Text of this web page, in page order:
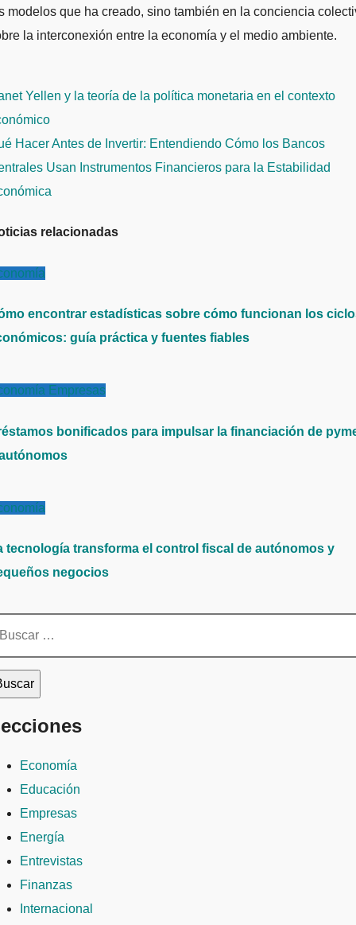
modelos que ha creado, sino también en la conciencia
la interconexión entre la economía y el medio ambiente.
Yellen y la teoría de la política monetaria en el contexto
Hacer Antes de Invertir: Entendiendo Cómo los Bancos
Usan Instrumentos Financieros para la Estabilidad
relacionadas
encontrar estadísticas sobre cómo funcionan los
guía práctica y fuentes fiables
Empresas
bonificados para impulsar la financiación de
tecnología transforma el control fiscal de autónomos y
negocios
Economía
Educación
Empresas
Energía
Entrevistas
Finanzas
Internacional